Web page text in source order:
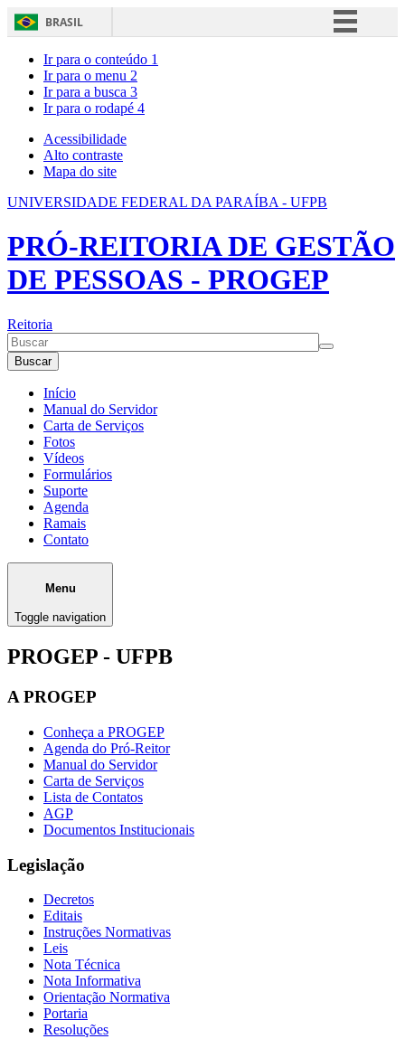
BRASIL
Canais
Ir para o conteúdo 1
Ir para o menu 2
Ir para a busca 3
Ir para o rodapé 4
Acessibilidade
Alto contraste
Mapa do site
UNIVERSIDADE FEDERAL DA PARAÍBA - UFPB
PRÓ-REITORIA DE GESTÃO
DE PESSOAS - PROGEP
Reitoria
Buscar
Início
Manual do Servidor
Carta de Serviços
Fotos
Vídeos
Formulários
Suporte
Agenda
Ramais
Contato
Menu
Toggle navigation
PROGEP - UFPB
A PROGEP
Conheça a PROGEP
Agenda do Pró-Reitor
Manual do Servidor
Carta de Serviços
Lista de Contatos
AGP
Documentos Institucionais
Legislação
Decretos
Editais
Instruções Normativas
Leis
Nota Técnica
Nota Informativa
Orientação Normativa
Portaria
Resoluções